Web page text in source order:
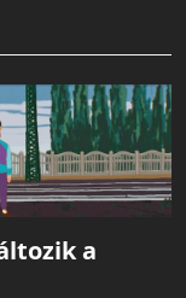
a